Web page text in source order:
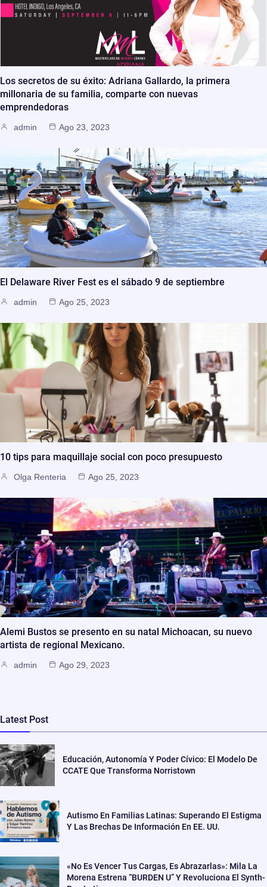
Los secretos de su éxito: Adriana Gallardo, la primera
millonaria de su familia, comparte con nuevas
emprendedoras
admin Ago 23, 2023
El Delaware River Fest es el sábado 9 de septiembre
admin Ago 25, 2023
10 tips para maquillaje social con poco presupuesto
Olga Renteria Ago 25, 2023
Alemi Bustos se presento en su natal Michoacan, su nuevo
artista de regional Mexicano.
admin Ago 29, 2023
Latest Post
Educación, Autonomía Y Poder Cívico: El Modelo De
CCATE Que Transforma Norristown
Autismo En Familias Latinas: Superando El Estigma
Y Las Brechas De Información En EE. UU.
«No Es Vencer Tus Cargas, Es Abrazarlas»: Mila La
Morena Estrena “BURDEN U” Y Revoluciona El Synth-